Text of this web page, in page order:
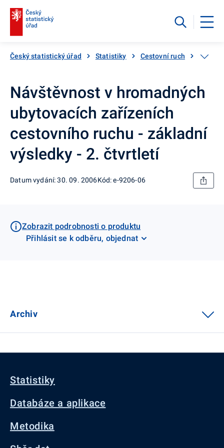
Český statistický úřad Statistiky Cestovní ruch
Návštěvnost v hromadných
ubytovacích zařízeních
cestovního ruchu - základní
výsledky - 2. čtvrtletí
Datum vydání: 30. 09. 2006Kód: e-9206-06
Zobrazit podrobnosti o produktu
Přihlásit se k odběru, objednat
Archiv
Statistiky
Databáze a aplikace
Metodika